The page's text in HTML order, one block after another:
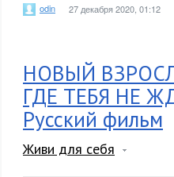
odin 27 декабря 2020, 01:12
НОВЫЙ
ГДЕ ТЕБЯ НЕ
Русский фильм
Живи для себя